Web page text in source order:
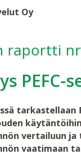
Oy
raportti
tarkastellaan
vertailuun
vaatimaan